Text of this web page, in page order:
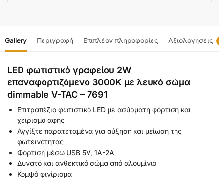
Gallery Περιγραφή Επιπλέον πληροφορίες Αξιολογήσεις
LED φωτιστικό γραφείου 2W
επαναφορτιζόμενο 3000Κ με λευκό σώμα
dimmable V-TAC – 7691
Επιτραπέζιο φωτιστικό LED με ασύρματη φόρτιση και
χειρισμό αφής
Αγγίξτε παρατεταμένα για αύξηση και μείωση της
φωτεινότητας
Φόρτιση μέσω USB 5V, 1A-2A
Δυνατό και ανθεκτικό σώμα από αλουμίνιο
Κομψό φινίρισμα